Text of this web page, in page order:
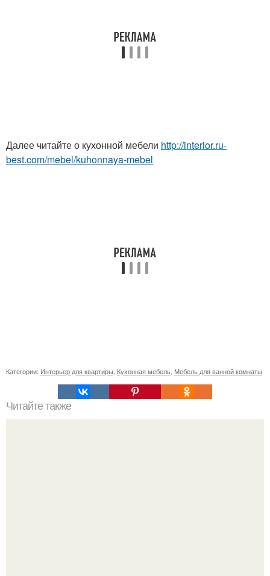
Далее читайте о кухонной мебели http://interior.ru-
best.com/mebel/kuhonnaya-mebel
Категории: Интерьер для квартиры Кухонная мебель Мебель для ванной комнаты
Читайте также